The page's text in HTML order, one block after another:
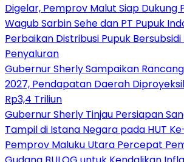
Digelar, Pemprov Malut Siap Dukung
Wagub Sarbin Sehe dan PT Pupuk
Perbaikan Distribusi Pupuk
Penyaluran
Gubernur Sherly Sampaikan
2027, Pendapatan Daerah
Rp3,4 Triliun
Gubernur Sherly Tinjau Persiapan
Tampil di Istana Negara pada HUT
Pemprov Maluku Utara Percepat